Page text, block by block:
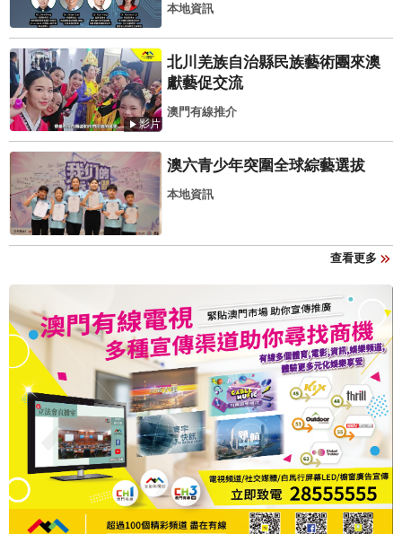
本地資訊
影片
北川羌族自治縣民族藝術團來澳
獻藝促交流
澳門有線推介
澳六青少年突圍全球綜藝選拔
本地資訊
查看更多